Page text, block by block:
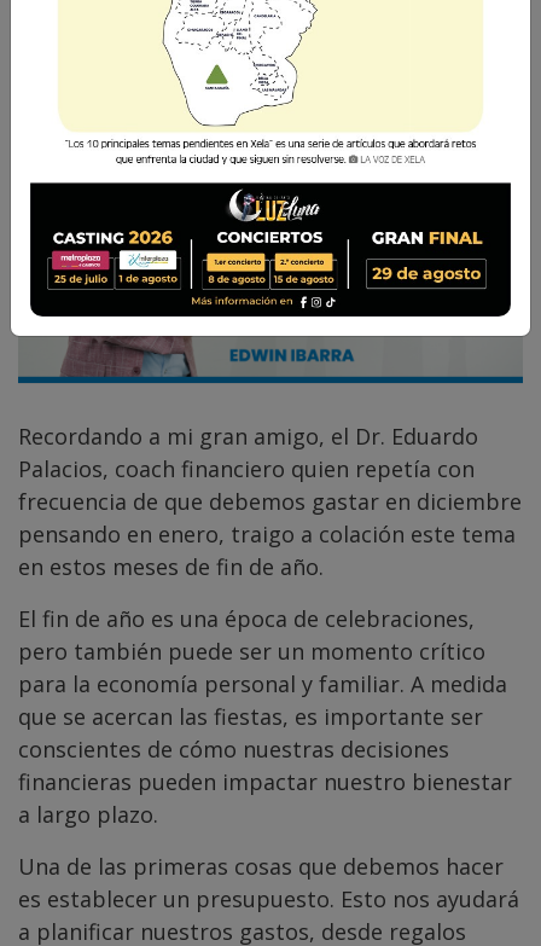
Edwin Ibarra 27 Noviembre 2024 10:24
Recordando a mi gran amigo, el Dr. Eduardo
Palacios, coach financiero quien repetía con
frecuencia de que debemos gastar en diciembre
pensando en enero, traigo a colación este tema
en estos meses de fin de año.
El fin de año es una época de celebraciones,
pero también puede ser un momento crítico
para la economía personal y familiar. A medida
que se acercan las fiestas, es importante ser
conscientes de cómo nuestras decisiones
financieras pueden impactar nuestro bienestar
a largo plazo.
Una de las primeras cosas que debemos hacer
es establecer un presupuesto. Esto nos ayudará
a planificar nuestros gastos, desde regalos